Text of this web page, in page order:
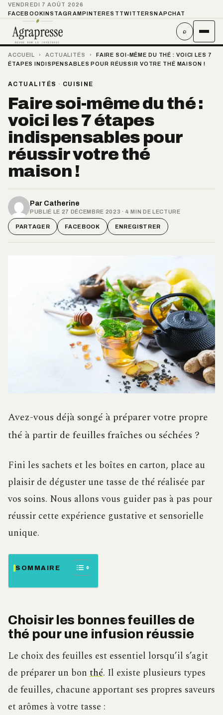
VENDREDI 7 AOÛT 2026
FACEBOOKINSTAGRAMPINTEREST TWITTER SNAPCHAT
⌕
ACCUEIL › ACTUALITÉS ›
FAIRE SOI-MÊME DU THÉ : VOICI LES 7
ÉTAPES INDISPENSABLES POUR RÉUSSIR VOTRE THÉ MAISON !
ACTUALITÉS · CUISINE
Faire soi-même du thé :
voici les 7 étapes
indispensables pour
réussir votre thé
maison !
Par Catherine
PUBLIÉ LE 27 DÉCEMBRE 2023 · 4 MIN DE LECTURE
PARTAGER FACEBOOK ENREGISTRER
Avez-vous déjà songé à préparer votre propre
thé à partir de feuilles fraîches ou séchées ?
Fini les sachets et les boîtes en carton, place au
plaisir de déguster une tasse de thé réalisée par
vos soins. Nous allons vous guider pas à pas pour
réussir cette expérience gustative et sensorielle
unique.
SOMMAIRE
Choisir les bonnes feuilles de
thé pour une infusion réussie
Le choix des feuilles est essentiel lorsqu’il s’agit
de préparer un bon thé. Il existe plusieurs types
de feuilles, chacune apportant ses propres saveurs
et arômes à votre tasse :